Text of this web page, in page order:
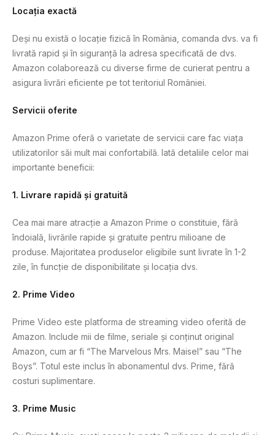
Locația exactă
Deși nu există o locație fizică în România, comanda dvs. va fi
livrată rapid și în siguranță la adresa specificată de dvs.
Amazon colaborează cu diverse firme de curierat pentru a
asigura livrări eficiente pe tot teritoriul României.
Servicii oferite
Amazon Prime oferă o varietate de servicii care fac viața
utilizatorilor săi mult mai confortabilă. Iată detaliile celor mai
importante beneficii:
1. Livrare rapidă și gratuită
Cea mai mare atracție a Amazon Prime o constituie, fără
îndoială, livrările rapide și gratuite pentru milioane de
produse. Majoritatea produselor eligibile sunt livrate în 1-2
zile, în funcție de disponibilitate și locația dvs.
2. Prime Video
Prime Video este platforma de streaming video oferită de
Amazon. Include mii de filme, seriale și conținut original
Amazon, cum ar fi “The Marvelous Mrs. Maisel” sau “The
Boys”. Totul este inclus în abonamentul dvs. Prime, fără
costuri suplimentare.
3. Prime Music